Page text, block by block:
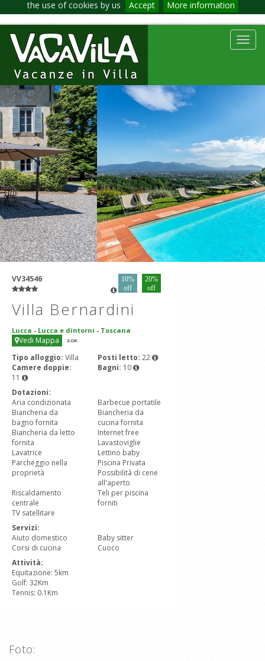
the use of cookies by us Accept More information
VV34546
10%
off
20%
off
Villa Bernardini
Lucca - Lucca e dintorni - Toscana
Vedi Mappa 3-OR
Tipo alloggio: Villa Posti letto: 22
Camere doppie:
11
Bagni: 10
Dotazioni:
Aria condizionata
Barbecue portatile
Biancheria da
bagno fornita
Biancheria da
cucina fornita
Biancheria da letto
fornita
Internet free
Lavastoviglie
Lavatrice
Lettino baby
Parcheggio nella
proprietà
Piscina Privata
Possibilità di cene
all'aperto
Riscaldamento
centrale
Teli per piscina
forniti
TV satellitare
Servizi:
Aiuto domestico
Baby sitter
Corsi di cucina
Cuoco
Attività:
Equitazione: 5km
Golf: 32Km
Tennis: 0.1Km
Foto: